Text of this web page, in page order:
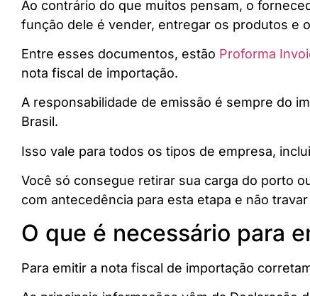
Ao contrário do que muitos pensam, o
função dele é vender, entregar os produtos e
Entre esses documentos, estão Proforma
nota fiscal de importação.
A responsabilidade de emissão é sempre do
Brasil.
Isso vale para todos os tipos de empresa,
Você só consegue retirar sua carga do porto
com antecedência para esta etapa e não
O que é necessário para
Para emitir a nota fiscal de importação